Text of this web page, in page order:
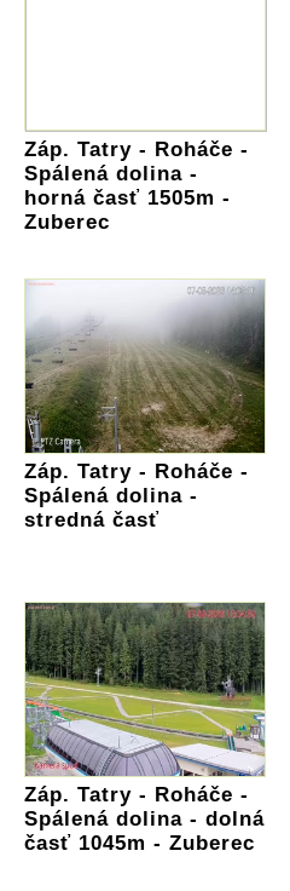
Záp. Tatry - Roháče -
Spálená dolina -
horná časť 1505m -
Zuberec
Záp. Tatry - Roháče -
Spálená dolina -
stredná časť
Záp. Tatry - Roháče -
Spálená dolina - dolná
časť 1045m - Zuberec